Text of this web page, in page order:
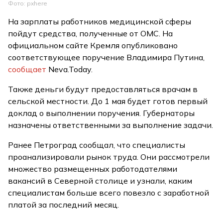
Фото: pxhere
На зарплаты работников медицинской сферы
пойдут средства, полученные от ОМС. На
официальном сайте Кремля опубликовано
соответствующее поручение Владимира Путина,
сообщает Neva.Today.
Также деньги будут предоставляться врачам в
сельской местности. До 1 мая будет готов первый
доклад о выполнении поручения. Губернаторы
назначены ответственными за выполнение задачи.
Ранее Петроград сообщал, что специалисты
проанализировали рынок труда. Они рассмотрели
множество размещенных работодателями
вакансий в Северной столице и узнали, каким
специалистам больше всего повезло с заработной
платой за последний месяц.